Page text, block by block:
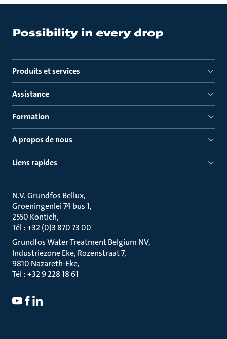
Produits et services
Assistance
Formation
À propos de nous
Liens rapides
N.V. Grundfos Bellux
Groeningenlei 74 bus 1
2550 Kontich
Tél : +32 (0)3 870 73 00
Grundfos Water Treatment Belgium NV
Industriezone Eke, Rozenstraat 7
9810 Nazareth-Eke
Tél : +32 9 228 18 61